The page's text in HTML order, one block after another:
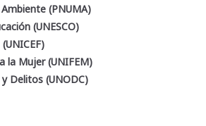
(PNUMA)
(UNESCO)
la Mujer (UNIFEM)
Delitos (UNODC)